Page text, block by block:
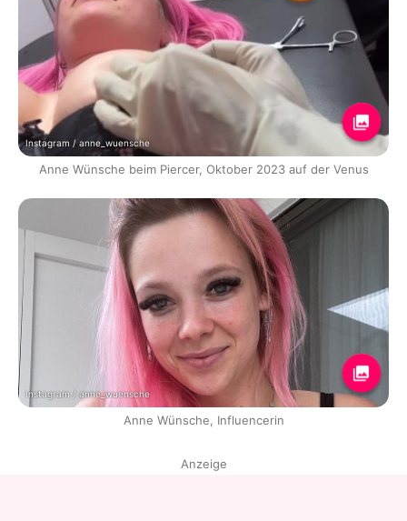
Instagram / anne_wuensche
Anne Wünsche beim Piercer, Oktober 2023 auf der Venus
Instagram / anne_wuensche
Anne Wünsche, Influencerin
Anzeige